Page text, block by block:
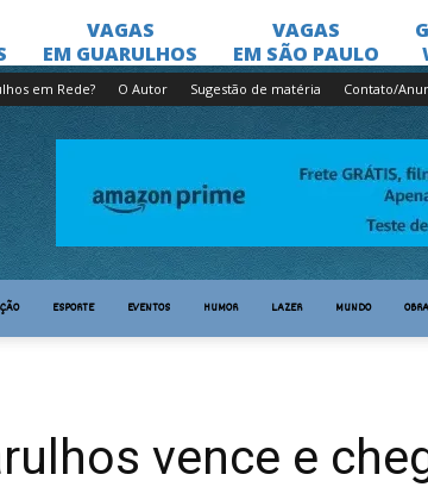
em Rede? O Autor Sugestão de matéria Contato/
ESPORTE EVENTOS HUMOR LAZER MUNDO
vence e